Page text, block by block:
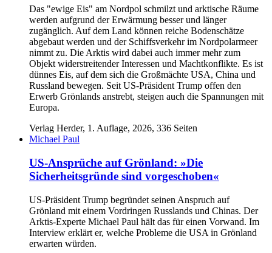
Das "ewige Eis" am Nordpol schmilzt und arktische Räume
werden aufgrund der Erwärmung besser und länger
zugänglich. Auf dem Land können reiche Bodenschätze
abgebaut werden und der Schiffsverkehr im Nordpolarmeer
nimmt zu. Die Arktis wird dabei auch immer mehr zum
Objekt widerstreitender Interessen und Machtkonflikte. Es ist
dünnes Eis, auf dem sich die Großmächte USA, China und
Russland bewegen. Seit US-Präsident Trump offen den
Erwerb Grönlands anstrebt, steigen auch die Spannungen mit
Europa.
Verlag Herder, 1. Auflage, 2026, 336 Seiten
Michael Paul
US-Ansprüche auf Grönland: »Die
Sicherheitsgründe sind vorgeschoben«
US-Präsident Trump begründet seinen Anspruch auf
Grönland mit einem Vordringen Russlands und Chinas. Der
Arktis-Experte Michael Paul hält das für einen Vorwand. Im
Interview erklärt er, welche Probleme die USA in Grönland
erwarten würden.